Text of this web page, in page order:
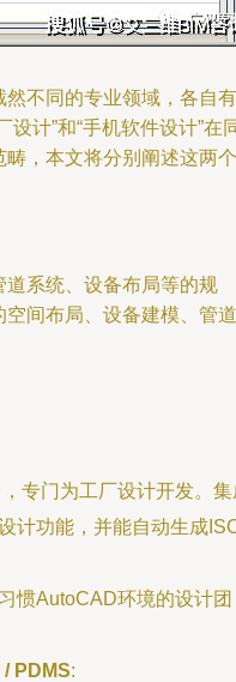
不同的专业领域，各自有
计”和“手机软件设计”在
，本文将分别阐述这两个
系统、设备布局等的规
间布局、设备建模、管
专门为工厂设计开发。
计功能，并能自动生成
惯AutoCAD环境的设计团
PDMS: